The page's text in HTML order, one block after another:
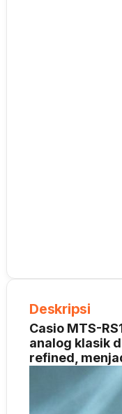
Deskripsi
Casio MTS-
analog klasik
refined,